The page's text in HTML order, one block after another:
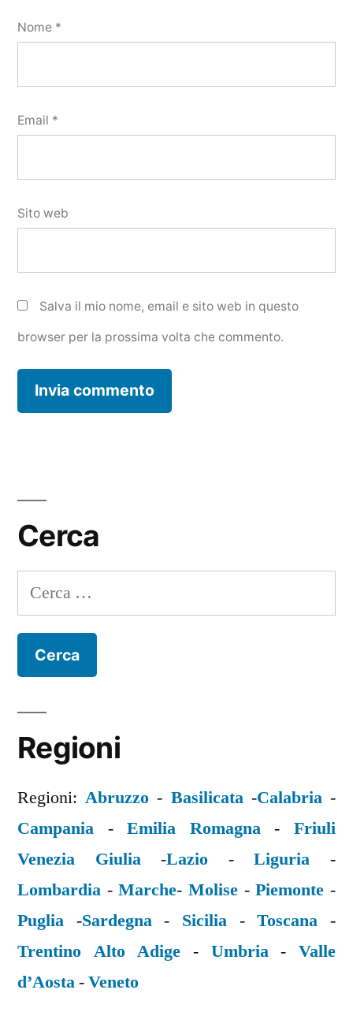
Nome *
Email *
Sito web
Salva il mio nome, email e sito web in questo
browser per la prossima volta che commento.
Cerca
Ricerca
per:
Regioni
Regioni:Abruzzo - Basilicata-Calabria-
Campania -Emilia Romagna-Friuli
Venezia Giulia-Lazio -Liguria -
Lombardia -Marche-Molise -Piemonte -
Puglia -Sardegna- Sicilia -Toscana -
Trentino Alto Adige - Umbria-Valle
d’Aosta-Veneto